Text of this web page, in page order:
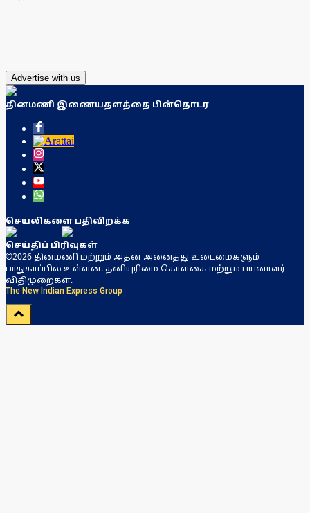
Advertise with us
தினமணி இணையதளத்தை பின்தொடர
செயலிகளை பதிவிறக்க
செய்திப் பிரிவுகள்
©2026 தினமணி மற்றும் அதன் அனைத்து உடைமைகளும்
பாதுகாப்பில் உள்ளன. தனியுரிமை கொள்கை மற்றும் பயனாளர்
விதிமுறைகள்.
The New Indian Express Group